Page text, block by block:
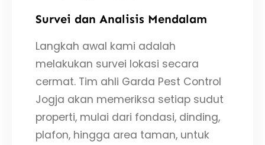
Survei dan Analisis Mendalam
Langkah awal kami adalah
melakukan survei lokasi secara
cermat. Tim ahli Garda Pest Control
Jogja akan memeriksa setiap sudut
properti, mulai dari fondasi, dinding,
plafon, hingga area taman, untuk